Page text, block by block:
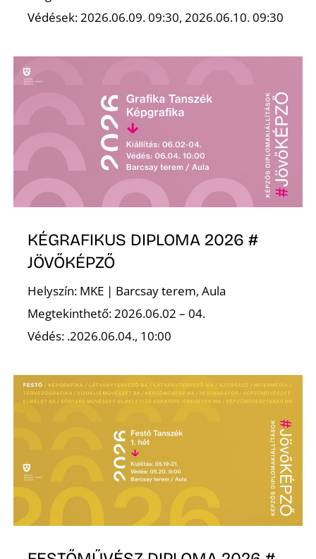
Védések: 2026.06.09. 09:30, 2026.06.10. 09:30
KÉGRAFIKUS DIPLOMA 2026 #
JÖVŐKÉPZŐ
Helyszín: MKE | Barcsay terem, Aula
Megtekinthető: 2026.06.02 – 04.
Védés: .2026.06.04., 10:00